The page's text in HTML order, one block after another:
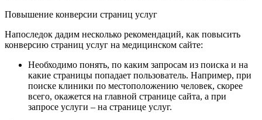
Повышение конверсии страниц услуг
Напоследок дадим несколько рекомендаций, как повысить
конверсию страниц услуг на медицинском сайте:
Необходимо понять, по каким запросам из поиска и на
какие страницы попадает пользователь. Например, при
поиске клиники по местоположению человек, скорее
всего, окажется на главной странице сайта, а при
запросе услуги – на странице услуг.